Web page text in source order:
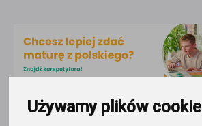
Używamy plików cookie